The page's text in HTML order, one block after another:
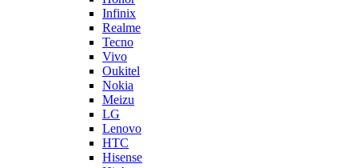
Infinix
Realme
Tecno
Vivo
Oukitel
Nokia
Meizu
LG
Lenovo
HTC
Hisense